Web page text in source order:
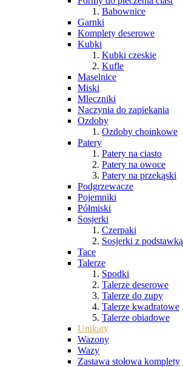
Babownice
Garnki
Komplety deserowe
Kubki
Kubki czeskie
Kufle
Maselnice
Miski
Mleczniki
Naczynia do zapiekania
Ozdoby
Ozdoby choinkowe
Patery
Patery na ciasto
Patery na owoce
Patery na przekąski
Podgrzewacze
Pojemniki
Półmiski
Sosjerki
Czerpaki
Sosjerki z podstawką
Tace
Talerze
Spodki
Talerze deserowe
Talerze do zupy
Talerze kwadratowe
Talerze obiadowe
Unikaty
Wazony
Wazy
Zastawa stołowa komplety